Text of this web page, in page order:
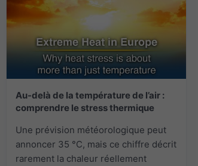
Au-delà de la température de l’air :
comprendre le stress thermique
Une prévision météorologique peut
annoncer 35 °C, mais ce chiffre décrit
rarement la chaleur réellement